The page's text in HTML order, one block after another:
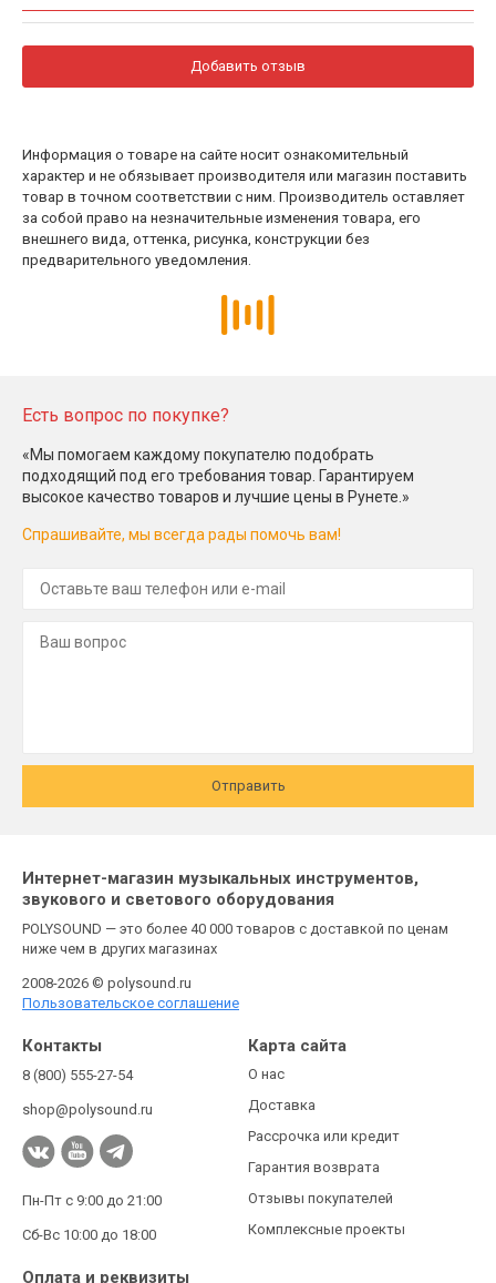
Добавить отзыв
Информация о товаре на сайте носит ознакомительный
характер и не обязывает производителя или магазин поставить
товар в точном соответствии с ним. Производитель оставляет
за собой право на незначительные изменения товара, его
внешнего вида, оттенка, рисунка, конструкции без
предварительного уведомления.
Есть вопрос по покупке?
«Мы помогаем каждому покупателю подобрать
подходящий под его требования товар. Гарантируем
высокое качество товаров и лучшие цены в Рунете.»
Спрашивайте, мы всегда рады помочь вам!
Отправить
Интернет-магазин музыкальных инструментов,
звукового и светового оборудования
POLYSOUND — это более 40 000 товаров с доставкой по ценам
ниже чем в других магазинах
2008-2026 © polysound.ru
Пользовательское соглашение
Контакты
8 (800) 555-27-54
shop@polysound.ru
Пн-Пт с 9:00 до 21:00
Сб-Вс 10:00 до 18:00
Карта сайта
О нас
Доставка
Рассрочка или кредит
Гарантия возврата
Отзывы покупателей
Комплексные проекты
Оплата и реквизиты